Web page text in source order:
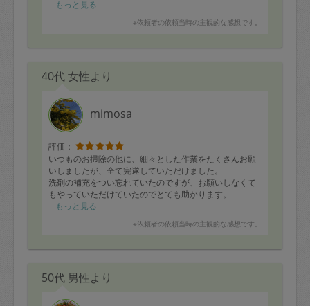
喜んでいました。作り置きを食べるもの楽しみです。
もっと見る
※依頼者の依頼当時の主観的な感想です。
40代 女性より
mimosa
評価：
いつものお掃除の他に、細々とした作業をたくさんお願
いしましたが、全て完遂していただけました。
洗剤の補充をつい忘れていたのですが、お願いしなくて
もやっていただけていたのでとても助かります。
もっと見る
※依頼者の依頼当時の主観的な感想です。
50代 男性より